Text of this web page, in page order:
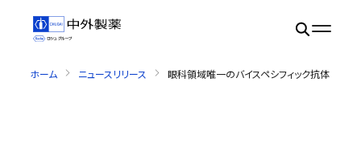
ホーム ニュースリリース 眼科領域唯一のバイスペシフィック抗体 バビ